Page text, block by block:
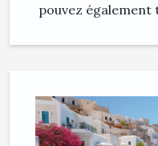
pouvez